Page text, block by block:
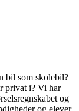
bil som skolebil?
privat i? Vi har
og